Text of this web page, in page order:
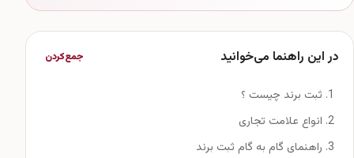
در این راهنما می‌خوانید جمع‌کردن
ثبت برند چیست ؟
انواع علامت تجاری
راهنمای گام به گام ثبت برند